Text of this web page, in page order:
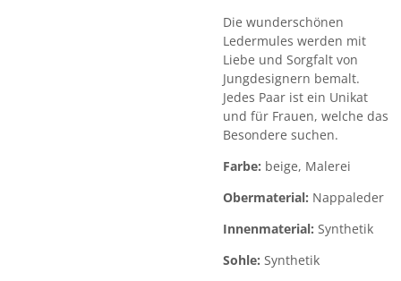
Die wunderschönen
Ledermules werden mit
Liebe und Sorgfalt von
Jungdesignern bemalt.
Jedes Paar ist ein Unikat
und für Frauen, welche das
Besondere suchen.
Farbe: beige, Malerei
Obermaterial: Nappaleder
Innenmaterial: Synthetik
Sohle: Synthetik